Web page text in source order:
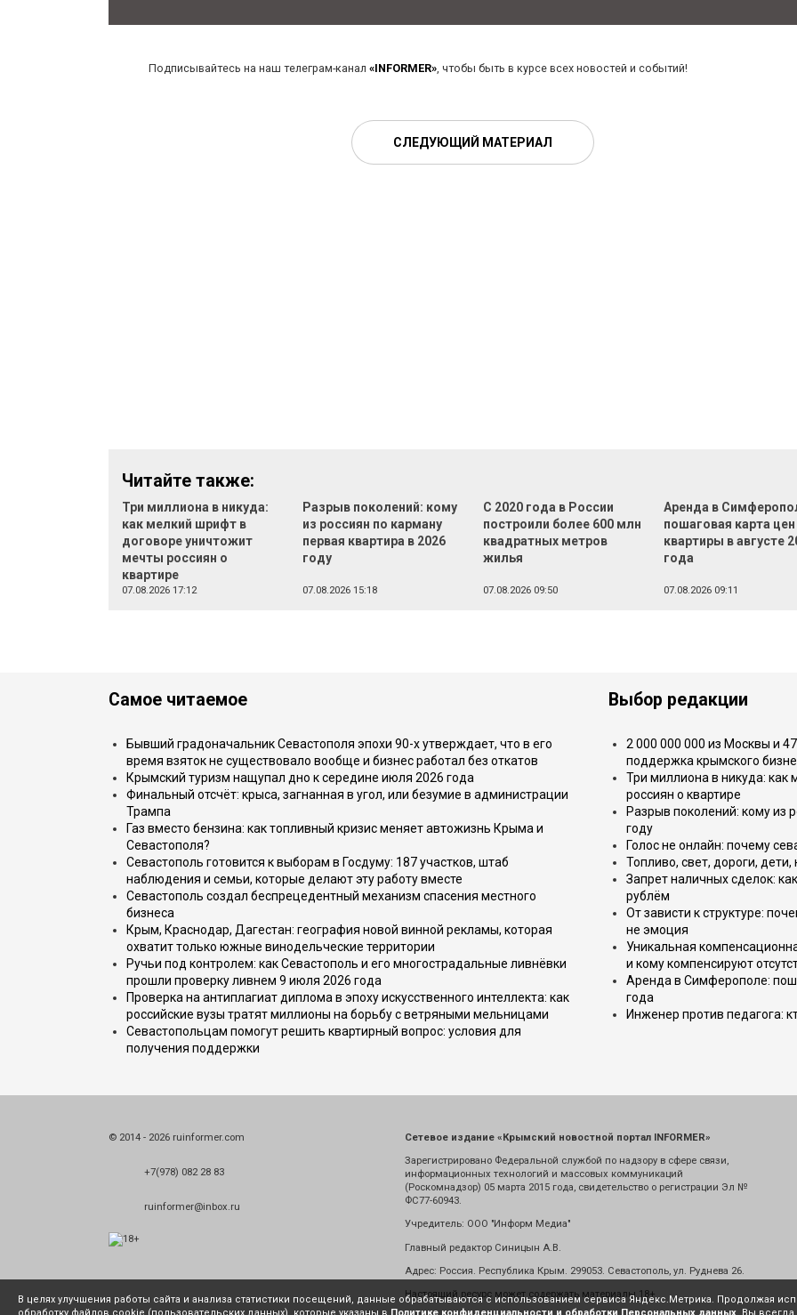
Подписывайтесь на наш телеграм-канал «INFORMER», чтобы быть в курсе всех новостей и событий!
СЛЕДУЮЩИЙ МАТЕРИАЛ
Читайте также:
Три миллиона в никуда:
как мелкий шрифт в
договоре уничтожит
мечты россиян о
квартире
07.08.2026 17:12
Разрыв поколений: кому
из россиян по карману
первая квартира в 2026
году
07.08.2026 15:18
С 2020 года в России
построили более 600 млн
квадратных метров
жилья
07.08.2026 09:50
Аренда в
пошаговая карта цен
квартиры в августе
года
07.08.2026 09:11
Самое читаемое
Бывший градоначальник Севастополя эпохи 90-х утверждает, что в его
время взяток не существовало вообще и бизнес работал без откатов
Крымский туризм нащупал дно к середине июля 2026 года
Финальный отсчёт: крыса, загнанная в угол, или безумие в администрации
Трампа
Газ вместо бензина: как топливный кризис меняет автожизнь Крыма и
Севастополя?
Севастополь готовится к выборам в Госдуму: 187 участков, штаб
наблюдения и семьи, которые делают эту работу вместе
Севастополь создал беспрецедентный механизм спасения местного
бизнеса
Крым, Краснодар, Дагестан: география новой винной рекламы, которая
охватит только южные винодельческие территории
Ручьи под контролем: как Севастополь и его многострадальные ливнёвки
прошли проверку ливнем 9 июля 2026 года
Проверка на антиплагиат диплома в эпоху искусственного интеллекта: как
российские вузы тратят миллионы на борьбу с ветряными мельницами
Севастопольцам помогут решить квартирный вопрос: условия для
получения поддержки
Выбор редакции
2 000 000 000 из Москвы и
поддержка крымского
Три миллиона в никуда:
россиян о квартире
Разрыв поколений: кому из
году
Голос не онлайн: почему
Топливо, свет, дороги,
Запрет наличных сделок:
рублём
От зависти к структуре:
не эмоция
Уникальная
и кому компенсируют
Аренда в Симферополе:
года
Инженер против педагога:
© 2014 - 2026 ruinformer.com
+7(978) 082 28 83
ruinformer@inbox.ru
Сетевое издание «Крымский новостной портал INFORMER»
Зарегистрировано Федеральной службой по надзору в сфере связи,
информационных технологий и массовых коммуникаций
(Роскомнадзор) 05 марта 2015 года, свидетельство о регистрации Эл №
ФС77-60943.
Учредитель: ООО "Информ Медиа"
Главный редактор Синицын А.В.
Адрес: Россия. Республика Крым. 299053. Севастополь, ул. Руднева 26.
Настоящий ресурс может содержать материалы 18+
В целях улучшения работы сайта и анализа статистики посещений, данные обрабатываются с использованием сервиса Яндекс.Метрика. Продолжая